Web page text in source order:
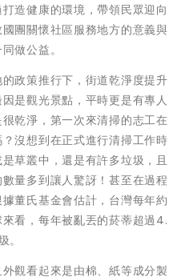
造健康的環境，帶領民眾迎向
團關懷社區服務地方的意義與
做公益。
政策推行下，街道乾淨度提升
是觀光景點，平時更是有專人
乾淨，第一次來清掃的志工在
沒想到在正式進行清掃工作時
草叢中，還是有許多垃圾，且
量多到讓人驚訝！甚至在過程
董氏基金會估計，台灣每年約
看，每年被亂丟的菸蒂超過4.
觀看起來是由棉、紙等成分製